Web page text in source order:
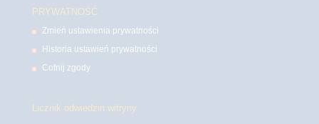
PRYWATNOŚĆ
Zmień ustawienia prywatności
Historia ustawień prywatności
Cofnij zgody
Licznik odwiedzin witryny